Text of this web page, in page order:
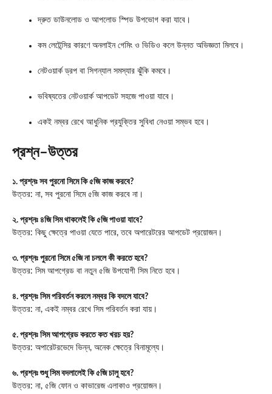
দ্রুত ডাউনলোড ও আপলোড স্পিড উপভোগ করা যাবে।
কম লেটেন্সির কারণে অনলাইন গেমিং ও ভিডিও কলে উন্নত অভিজ্ঞতা মিলবে।
নেটওয়ার্ক ড্রপ বা সিগন্যাল সমস্যার ঝুঁকি কমবে।
ভবিষ্যতের নেটওয়ার্ক আপডেট সহজে পাওয়া যাবে।
একই নম্বর রেখে আধুনিক প্রযুক্তির সুবিধা নেওয়া সম্ভব হবে।
প্রশ্ন–উত্তর
১. প্রশ্নঃ সব পুরনো সিমে কি ৫জি কাজ করবে?
উত্তর: না, সব পুরনো সিমে ৫জি কাজ করবে না।
২. প্রশ্নঃ ৪জি সিম থাকলেই কি ৫জি পাওয়া যাবে?
উত্তর: কিছু ক্ষেত্রে পাওয়া যেতে পারে, তবে অপারেটরের আপডেট প্রয়োজন।
৩. প্রশ্নঃ পুরনো সিমে ৫জি না চললে কী করতে হবে?
উত্তর: সিম আপগ্রেড বা নতুন ৫জি উপযোগী সিম নিতে হবে।
৪. প্রশ্নঃ সিম পরিবর্তন করলে নম্বর কি বদলে যাবে?
উত্তর: না, একই নম্বর রেখে সিম পরিবর্তন করা যায়।
৫. প্রশ্নঃ সিম আপগ্রেড করতে কত খরচ হয়?
উত্তর: অপারেটরভেদে ভিন্ন, অনেক ক্ষেত্রে বিনামূল্যে।
৬. প্রশ্নঃ শুধু সিম বদলালেই কি ৫জি চালু হবে?
উত্তর: না, ৫জি ফোন ও কাভারেজ এলাকাও প্রয়োজন।